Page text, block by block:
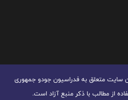
سايت متعلق به فدراسیون جودو جمهوری
از مطالب با ذكر منبع آزاد است.